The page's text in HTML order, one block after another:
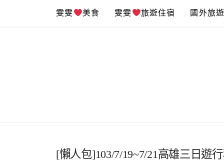
雯雯 美食 雯雯 旅遊住宿 國外旅
[懶人包]103/7/19~7/21高雄三日遊